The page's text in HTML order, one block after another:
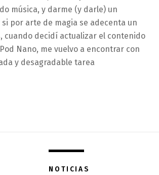
música, y darme (y darle) un
si por arte de magia se adecenta un
cuando decidí actualizar el contenido
Nano, me vuelvo a encontrar con
y desagradable tarea
NOTICIAS